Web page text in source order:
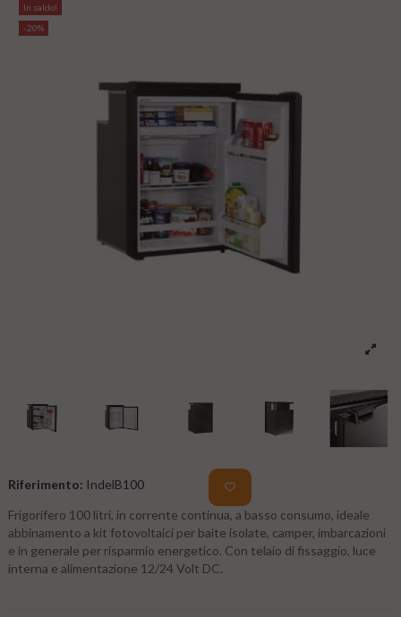
In saldo!
-20%
Riferimento: IndelB100
Frigorifero 100 litri, in corrente continua, a basso consumo, ideale
abbinamento a kit fotovoltaici per baite isolate, camper, imbarcazioni
e in generale per risparmio energetico. Con telaio di fissaggio, luce
interna e alimentazione 12/24 Volt DC.